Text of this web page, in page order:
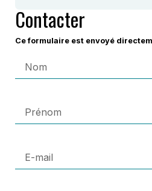
Contacter
Ce formulaire est envoyé